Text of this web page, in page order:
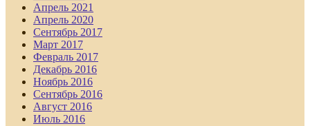
Апрель 2021
Апрель 2020
Сентябрь 2017
Март 2017
Февраль 2017
Декабрь 2016
Ноябрь 2016
Сентябрь 2016
Август 2016
Июль 2016